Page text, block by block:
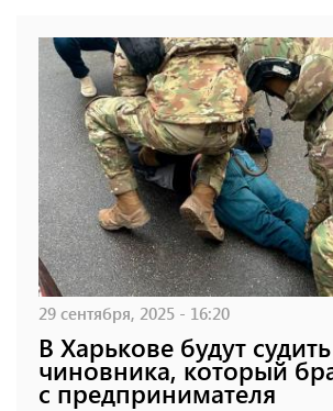
29 сентября, 2025 - 16:20
В Харькове будут судить
чиновника, который
с предпринимателя